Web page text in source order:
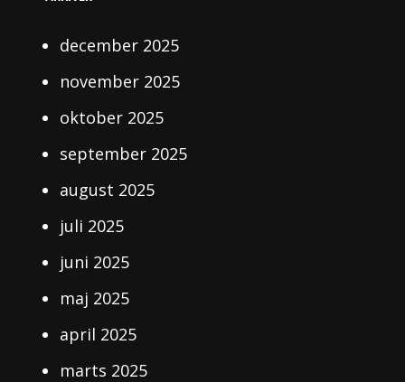
december 2025
november 2025
oktober 2025
september 2025
august 2025
juli 2025
juni 2025
maj 2025
april 2025
marts 2025